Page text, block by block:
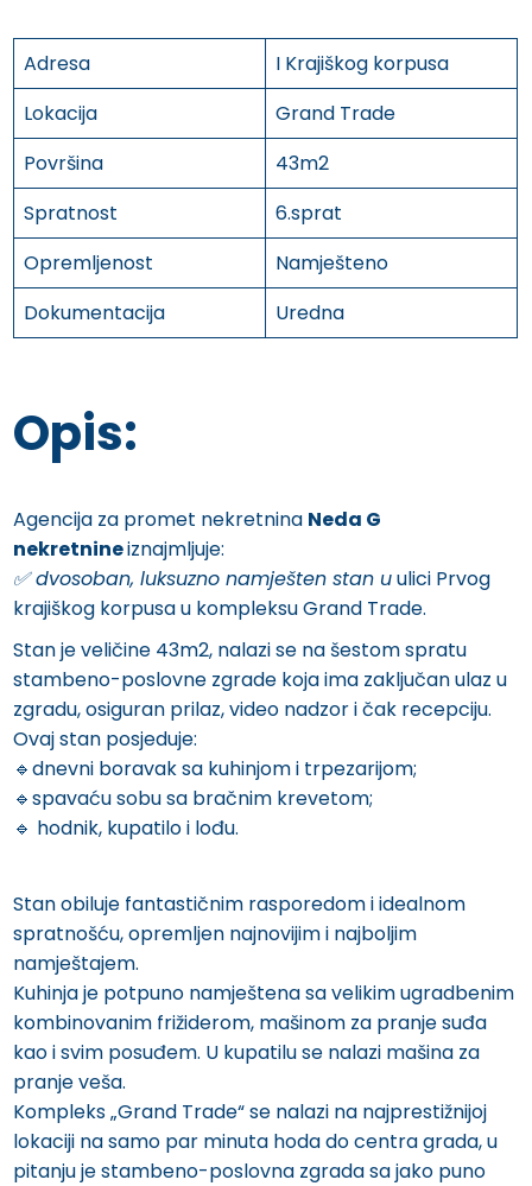
Adresa
I Krajiškog korpusa
Lokacija
Grand Trade
Površina
43m2
Spratnost
6.sprat
Opremljenost
Namješteno
Dokumentacija
Uredna
Opis:
Agencija za promet nekretnina Neda G
nekretnineiznajmljuje:
✅️ dvosoban, luksuzno namješten stan uulici Prvog
krajiškog korpusa u kompleksu Grand Trade.
Stan je veličine 43m2, nalazi se na šestom spratu
stambeno-poslovne zgrade koja ima zaključan ulaz u
zgradu, osiguran prilaz, video nadzor i čak recepciju.
Ovaj stan posjeduje:
🔹️dnevni boravak sa kuhinjom i trpezarijom;
🔹️spavaću sobu sa bračnim krevetom;
🔹️ hodnik, kupatilo i lođu.
Stan obiluje fantastičnim rasporedom i idealnom
spratnošću, opremljen najnovijim i najboljim
namještajem.
Kuhinja je potpuno namještena sa velikim ugradbenim
kombinovanim frižiderom, mašinom za pranje suđa
kao i svim posuđem. U kupatilu se nalazi mašina za
pranje veša.
Kompleks „Grand Trade“ se nalazi na najprestižnijoj
lokaciji na samo par minuta hoda do centra grada, u
pitanju je stambeno-poslovna zgrada sa jako puno